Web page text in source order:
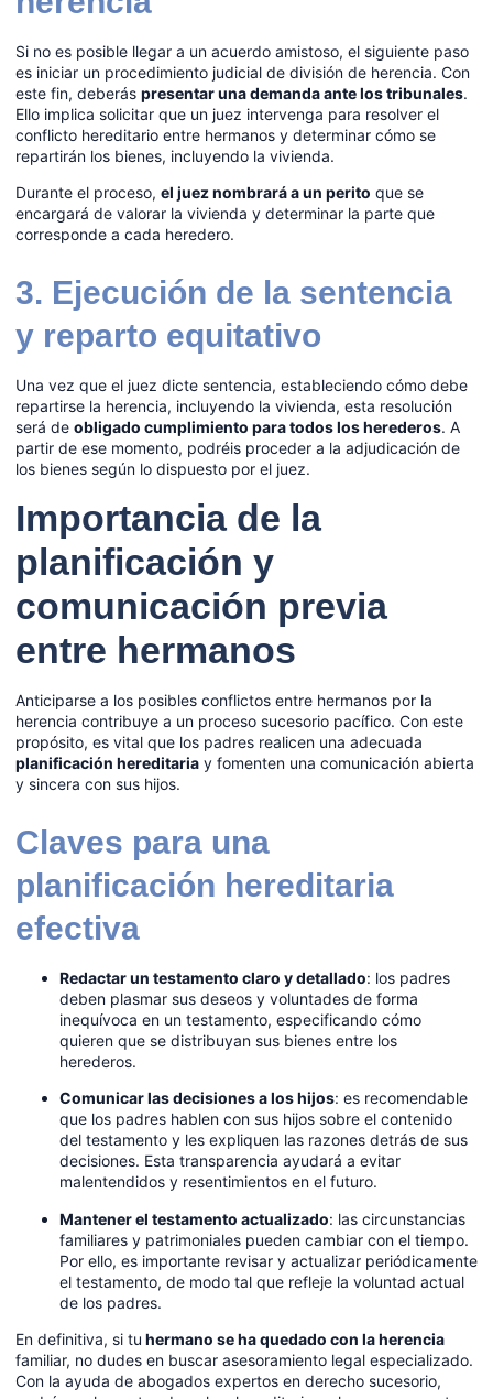
Si no es posible llegar a un acuerdo amistoso, el siguiente paso
es iniciar un procedimiento judicial de división de herencia. Con
este fin, deberás presentar una demanda ante los tribunales.
Ello implica solicitar que un juez intervenga para resolver el
conflicto hereditario entre hermanos y determinar cómo se
repartirán los bienes, incluyendo la vivienda.
Durante el proceso, el juez nombrará a un perito que se
encargará de valorar la vivienda y determinar la parte que
corresponde a cada heredero.
3. Ejecución de la sentencia
y reparto equitativo
Una vez que el juez dicte sentencia, estableciendo cómo debe
repartirse la herencia, incluyendo la vivienda, esta resolución
será de obligado cumplimiento para todos los herederos. A
partir de ese momento, podréis proceder a la adjudicación de
los bienes según lo dispuesto por el juez.
Importancia de la
planificación y
comunicación previa
entre hermanos
Anticiparse a los posibles conflictos entre hermanos por la
herencia contribuye a un proceso sucesorio pacífico. Con este
propósito, es vital que los padres realicen una adecuada
planificación hereditaria y fomenten una comunicación abierta
y sincera con sus hijos.
Claves para una
planificación hereditaria
efectiva
Redactar un testamento claro y detallado: los padres
deben plasmar sus deseos y voluntades de forma
inequívoca en un testamento, especificando cómo
quieren que se distribuyan sus bienes entre los
herederos.
Comunicar las decisiones a los hijos: es recomendable
que los padres hablen con sus hijos sobre el contenido
del testamento y les expliquen las razones detrás de sus
decisiones. Esta transparencia ayudará a evitar
malentendidos y resentimientos en el futuro.
Mantener el testamento actualizado: las circunstancias
familiares y patrimoniales pueden cambiar con el tiempo.
Por ello, es importante revisar y actualizar periódicamente
el testamento, de modo tal que refleje la voluntad actual
de los padres.
En definitiva, si tu hermano se ha quedado con la herencia
familiar, no dudes en buscar asesoramiento legal especializado.
Con la ayuda de abogados expertos en derecho sucesorio,